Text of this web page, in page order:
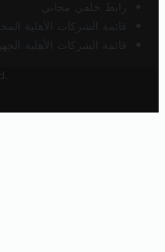
رابط خلفي مجاني
قائمة الشركات الأهلية
قائمة الشركات الأهلية